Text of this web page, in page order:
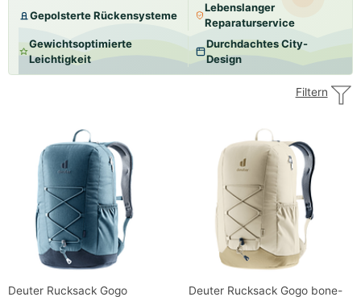
Gepolsterte Rückensysteme
Gewichtsoptimierte
Leichtigkeit
Lebenslanger
Reparaturservice
Durchdachtes City-
Design
Filtern
Deuter Rucksack Gogo
Deuter Rucksack Gogo bone-